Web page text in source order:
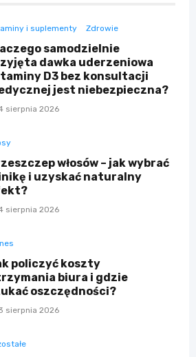
i suplementy Zdrowie
samodzielnie
dawka uderzeniowa
D3 bez konsultacji
jest niebezpieczna?
sierpnia 2026
włosów – jak wybrać
i uzyskać naturalny
sierpnia 2026
policzyć koszty
biura i gdzie
oszczędności?
sierpnia 2026